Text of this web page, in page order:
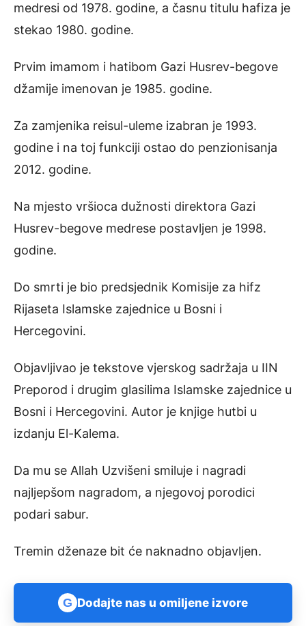
medresi od 1978. godine, a časnu titulu hafiza je
stekao 1980. godine.
Prvim imamom i hatibom Gazi Husrev-begove
džamije imenovan je 1985. godine.
Za zamjenika reisul-uleme izabran je 1993.
godine i na toj funkciji ostao do penzionisanja
2012. godine.
Na mjesto vršioca dužnosti direktora Gazi
Husrev-begove medrese postavljen je 1998.
godine.
Do smrti je bio predsjednik Komisije za hifz
Rijaseta Islamske zajednice u Bosni i
Hercegovini.
Objavljivao je tekstove vjerskog sadržaja u IIN
Preporod i drugim glasilima Islamske zajednice u
Bosni i Hercegovini. Autor je knjige hutbi u
izdanju El-Kalema.
Da mu se Allah Uzvišeni smiluje i nagradi
najljepšom nagradom, a njegovoj porodici
podari sabur.
Tremin dženaze bit će naknadno objavljen.
G Dodajte nas u omiljene izvore